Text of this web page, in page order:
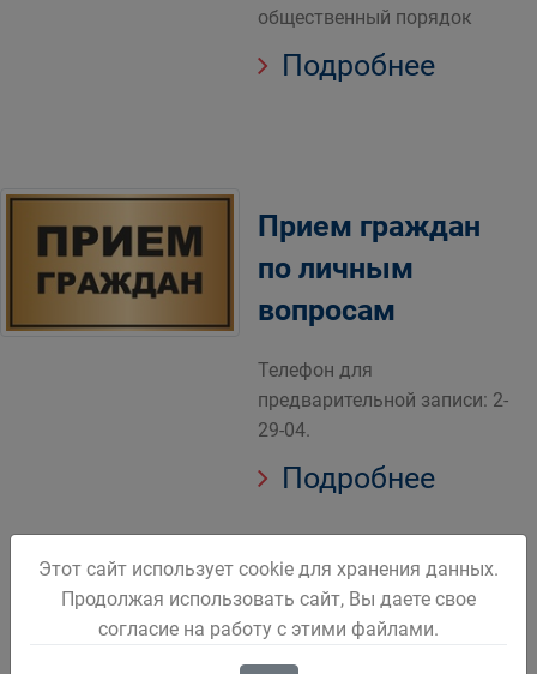
общественный порядок
Подробнее
Прием граждан
по личным
вопросам
Телефон для
предварительной записи: 2-
29-04.
Подробнее
Этот сайт использует cookie для хранения данных.
Продолжая использовать сайт, Вы даете свое
согласие на работу с этими файлами.